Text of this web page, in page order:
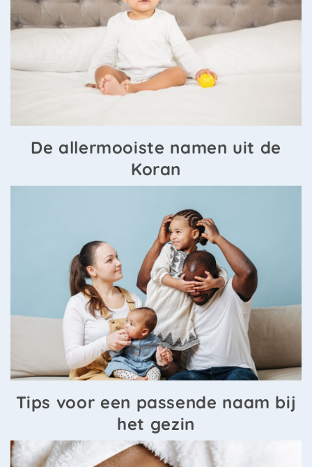
De allermooiste namen uit de
Koran
Tips voor een passende naam bij
het gezin